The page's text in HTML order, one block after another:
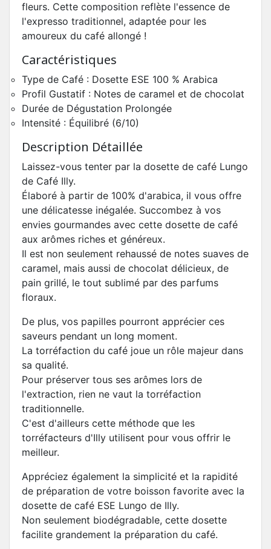
fleurs. Cette composition reflète l'essence de
l'expresso traditionnel, adaptée pour les
amoureux du café allongé !
Caractéristiques
Type de Café : Dosette ESE 100 % Arabica
Profil Gustatif : Notes de caramel et de chocolat
Durée de Dégustation Prolongée
Intensité : Équilibré (6/10)
Description Détaillée
Laissez-vous tenter par la dosette de café Lungo
de Café Illy.
Élaboré à partir de 100% d'arabica, il vous offre
une délicatesse inégalée. Succombez à vos
envies gourmandes avec cette dosette de café
aux arômes riches et généreux.
Il est non seulement rehaussé de notes suaves de
caramel, mais aussi de chocolat délicieux, de
pain grillé, le tout sublimé par des parfums
floraux.
De plus, vos papilles pourront apprécier ces
saveurs pendant un long moment.
La torréfaction du café joue un rôle majeur dans
sa qualité.
Pour préserver tous ses arômes lors de
l'extraction, rien ne vaut la torréfaction
traditionnelle.
C'est d'ailleurs cette méthode que les
torréfacteurs d'Illy utilisent pour vous offrir le
meilleur.
Appréciez également la simplicité et la rapidité
de préparation de votre boisson favorite avec la
dosette de café ESE Lungo de Illy.
Non seulement biodégradable, cette dosette
facilite grandement la préparation du café.